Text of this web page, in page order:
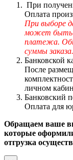
При
Оплата
При выборе
может быть
платежа.
суммы заказа.
Банковской
После
личном
Банковский
Оплата для
Обращаем ваше
которые
отгрузка